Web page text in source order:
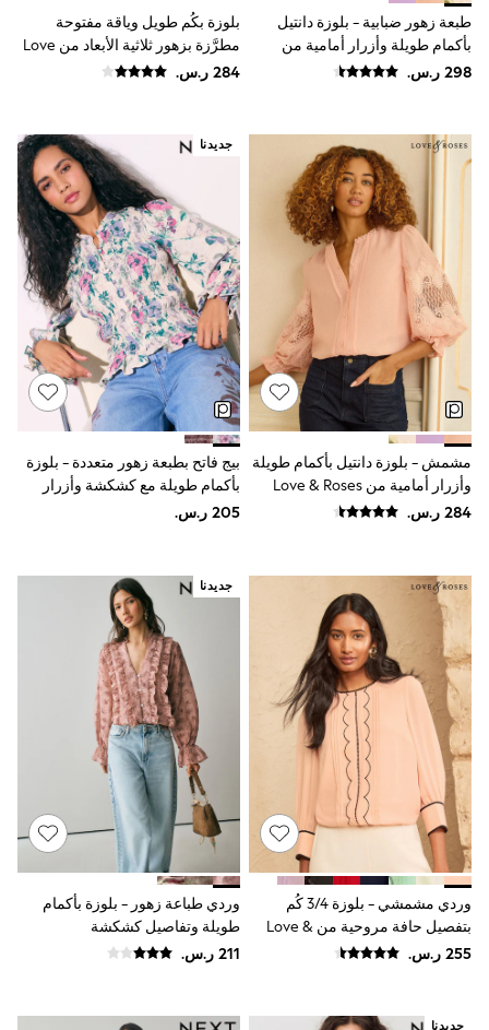
Shorts
Joggers
adidas
Nike
Coats & Jackets
Bags & Accessories
Shirts
Polo Shirts
Shop all
Shoes
Coats & Jackets
Polo Shirts
Black
White
Grey
Green
Red
All Branded Schoolwear
adidas
Nike
Clarks
Eastpak
Bags & Backpacks
Caps
Belts
Jumpers
Polo Shirts
All Girls Sports & Swimwear
T-Shirts
Bags & Backpacks
Lunchboxes
Caps
Bags
Blouses
Polo Shirts
GIRLS
E-Gift Card
New In
New In from Next
6-8 years
طبعة زهور ضبابية - بلوزة دانتيل
بأكمام طويلة وأزرار أمامية من
Love & Roses
بلوزة بكُم طويل وياقة مفتوحة
مطرَّزة بزهور ثلاثية الأبعاد من Love
& Roses
مشمش - بلوزة دانتيل بأكمام طويلة
وأزرار أمامية من Love & Roses
جديدنا
بيج فاتح بطبعة زهور متعددة - بلوزة
بأكمام طويلة مع كشكشة وأزرار
أمامية
وردي مشمشي - بلوزة 3/4 كُم
بتفصيل حافة مروحية من Love &
Roses
جديدنا
وردي طباعة زهور - بلوزة بأكمام
طويلة وتفاصيل كشكشة
جديدنا